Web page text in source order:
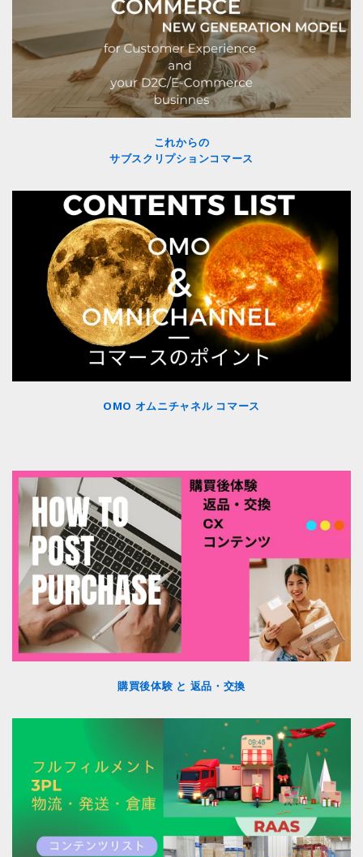
これからの
サブスクリプションコマース
OMO オムニチャネル コマース
購買後体験 と 返品・交換